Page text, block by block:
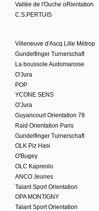
Vallée de l'Ouche oRientation
C.S.PERTUIS
Villeneuve d'Ascq Lille Métrop
Gundelfinger Turnerschaft
La boussole Audomaroise
O'Jura
POP
YCONE SENS
O'Jura
Guyancourt Orientation 78
Raid Orientation Paris
Gundelfinger Turnerschaft
OLK Piz Hasi
O'Bugey
OLC Kapreolo
ANCO Jeunes
Talant Sport Orientation
OPA MONTIGNY
Talant Sport Orientation